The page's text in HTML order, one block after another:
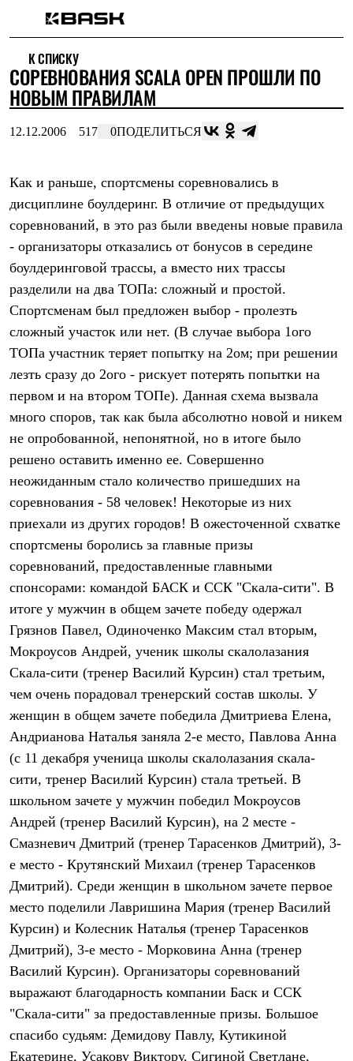
Интернет-магазин
Мужская одежда
Утепленная пухом
Куртки
Жилеты
Куртки
Штормовая одежда
Куртки
Софтшелл одежда
Куртки
Брюки
Флисовая одежда
Куртки
Брюки
Термобелье
Теплое термобелье
Легкое термобелье
Лёгкая одежда
Футболки
Рубашки
Толстовки
Брюки
Женская одежда
Утепленная пухом
Брюки
Жилеты
Утепленная синтетикой
Брюки
Штормовая одежда
Куртки
Софтшелл одежда
Куртки
Брюки
Рубашки
Футболки
Брюки
Термобелье
Среднее термобелье
Легкое термобелье
Флисовая одежда
Брюки
Детская одежда
Комбинезоны
Куртки
Брюки
Утепленная синтетикой
Комбинезоны
Куртки
Брюки
Лёгкая одежда
Футболки
Толстовки
К СПИСКУ
СОРЕВНОВАНИЯ SCALA OPEN ПРОШЛИ ПО
НОВЫМ ПРАВИЛАМ
12.12.2006 517 0ПОДЕЛИТЬСЯ
Как и раньше, спортсмены соревновались в
дисциплине боулдеринг. В отличие от предыдущих
соревнований, в это раз были введены новые правила
- организаторы отказались от бонусов в середине
боулдеринговой трассы, а вместо них трассы
разделили на два ТОПа: сложный и простой.
Спортсменам был предложен выбор - пролезть
сложный участок или нет. (В случае выбора 1ого
ТОПа участник теряет попытку на 2ом; при решении
лезть сразу до 2ого - рискует потерять попытки на
первом и на втором ТОПе). Данная схема вызвала
много споров, так как была абсолютно новой и никем
не опробованной, непонятной, но в итоге было
решено оставить именно ее. Совершенно
неожиданным стало количество пришедших на
соревнования - 58 человек! Некоторые из них
приехали из других городов! В ожесточенной схватке
спортсмены боролись за главные призы
соревнований, предоставленные главными
спонсорами: командой БАСК и ССК "Скала-сити". В
итоге у мужчин в общем зачете победу одержал
Грязнов Павел, Одиноченко Максим стал вторым,
Мокроусов Андрей, ученик школы скалолазания
Скала-сити (тренер Василий Курсин) стал третьим,
чем очень порадовал тренерский состав школы. У
женщин в общем зачете победила Дмитриева Елена,
Андрианова Наталья заняла 2-е место, Павлова Анна
(с 11 декабря ученица школы скалолазания скала-
сити, тренер Василий Курсин) стала третьей. В
школьном зачете у мужчин победил Мокроусов
Андрей (тренер Василий Курсин), на 2 месте -
Смазневич Дмитрий (тренер Тарасенков Дмитрий), 3-
е место - Крутянский Михаил (тренер Тарасенков
Дмитрий). Среди женщин в школьном зачете первое
место поделили Лавришина Мария (тренер Василий
Курсин) и Колесник Наталья (тренер Тарасенков
Дмитрий), 3-е место - Морковина Анна (тренер
Василий Курсин). Организаторы соревнований
выражают благодарность компании Баск и ССК
"Скала-сити" за предоставленные призы. Большое
спасибо судьям: Демидову Павлу, Кутикиной
Екатерине, Усакову Виктору, Сигиной Светлане,